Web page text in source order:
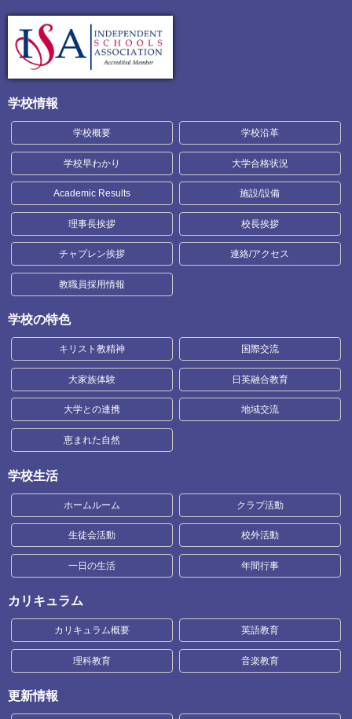
学校情報
学校概要 学校沿革
学校早わかり 大学合格状況
Academic Results 施設/設備
理事長挨拶 校長挨拶
チャプレン挨拶 連絡/アクセス
教職員採用情報
学校の特色
キリスト教精神 国際交流
大家族体験 日英融合教育
大学との連携 地域交流
恵まれた自然
学校生活
ホームルーム クラブ活動
生徒会活動 校外活動
一日の生活 年間行事
カリキュラム
カリキュラム概要 英語教育
理科教育 音楽教育
更新情報